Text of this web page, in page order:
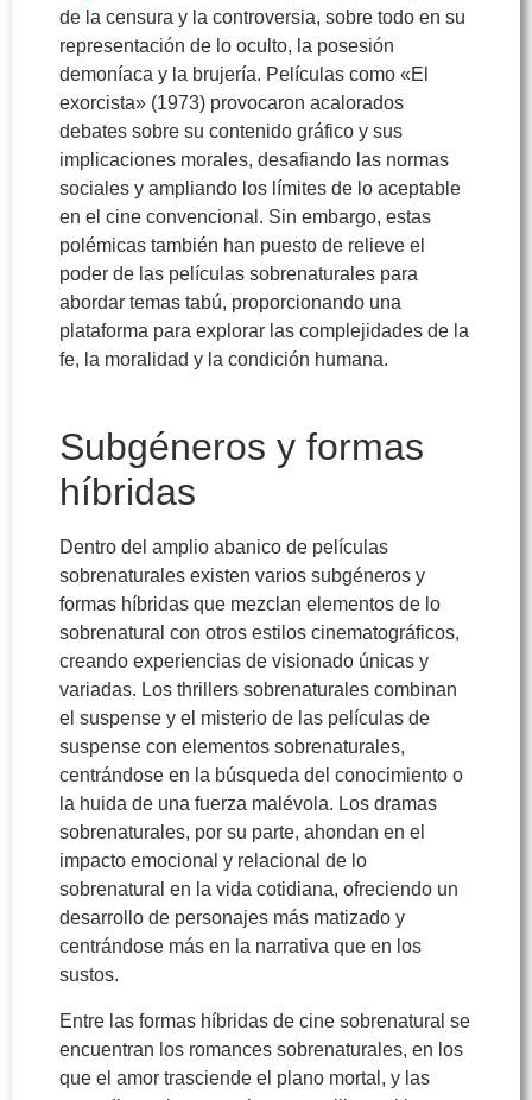
de la censura y la controversia, sobre todo en su
representación de lo oculto, la posesión
demoníaca y la brujería. Películas como «El
exorcista» (1973) provocaron acalorados
debates sobre su contenido gráfico y sus
implicaciones morales, desafiando las normas
sociales y ampliando los límites de lo aceptable
en el cine convencional. Sin embargo, estas
polémicas también han puesto de relieve el
poder de las películas sobrenaturales para
abordar temas tabú, proporcionando una
plataforma para explorar las complejidades de la
fe, la moralidad y la condición humana.
Subgéneros y formas
híbridas
Dentro del amplio abanico de películas
sobrenaturales existen varios subgéneros y
formas híbridas que mezclan elementos de lo
sobrenatural con otros estilos cinematográficos,
creando experiencias de visionado únicas y
variadas. Los thrillers sobrenaturales combinan
el suspense y el misterio de las películas de
suspense con elementos sobrenaturales,
centrándose en la búsqueda del conocimiento o
la huida de una fuerza malévola. Los dramas
sobrenaturales, por su parte, ahondan en el
impacto emocional y relacional de lo
sobrenatural en la vida cotidiana, ofreciendo un
desarrollo de personajes más matizado y
centrándose más en la narrativa que en los
sustos.
Entre las formas híbridas de cine sobrenatural se
encuentran los romances sobrenaturales, en los
que el amor trasciende el plano mortal, y las